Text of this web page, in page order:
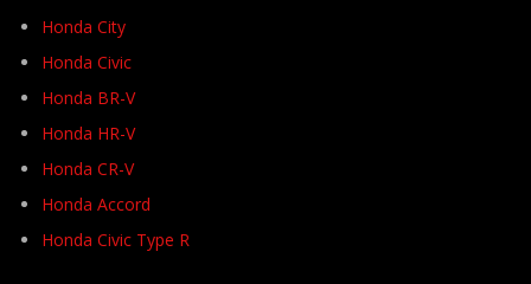
Honda City
Honda Civic
Honda BR-V
Honda HR-V
Honda CR-V
Honda Accord
Honda Civic Type R